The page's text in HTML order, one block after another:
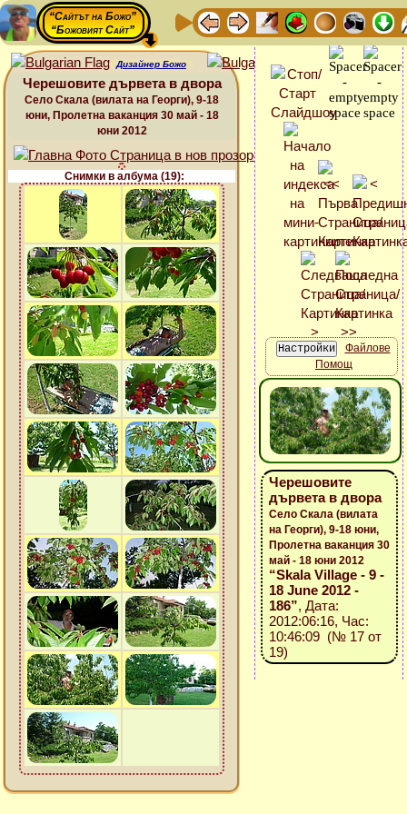
“Сайтът на Божо”
“Божовият Сайт”
Дизайнер Божо
Черешовите дървета в двора
Село Скала (вилата на Георги), 9-18
юни, Пролетна ваканция 30 май - 18
юни 2012
Снимки в албума (19):
Файлове
Помощ
Черешовите
дървета в двора
Село Скала (вилата
на Георги), 9-18 юни,
Пролетна ваканция 30
май - 18 юни 2012
“Skala Village - 9 -
18 June 2012 -
186”, Дата:
2012:06:16, Час:
10:46:09 (№ 17 от
19)